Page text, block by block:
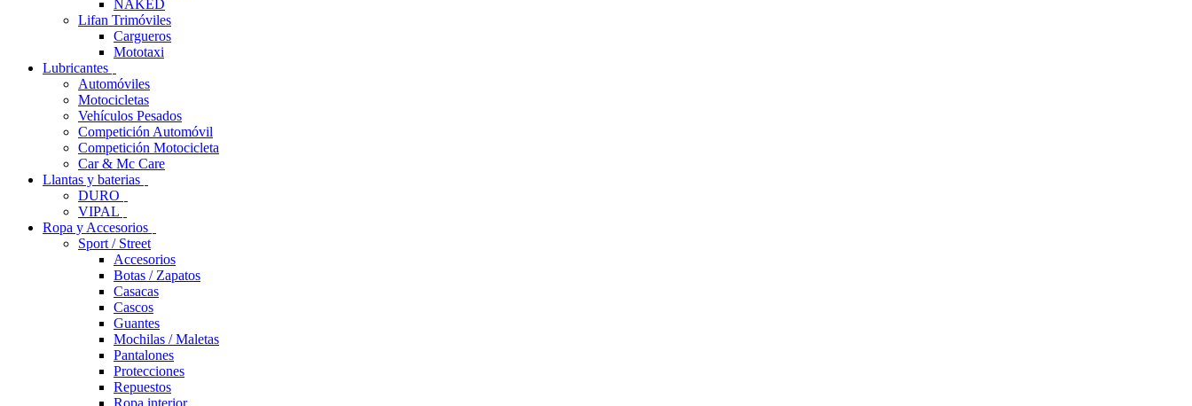
NAKED
Lifan Trimóviles
Cargueros
Mototaxi
Lubricantes
Automóviles
Motocicletas
Vehículos Pesados
Competición Automóvil
Competición Motocicleta
Car & Mc Care
Llantas y baterias
DURO
VIPAL
Ropa y Accesorios
Sport / Street
Accesorios
Botas / Zapatos
Casacas
Cascos
Guantes
Mochilas / Maletas
Pantalones
Protecciones
Repuestos
Ropa interior